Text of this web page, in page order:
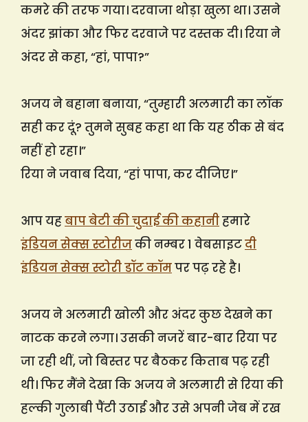
कमरे की तरफ गया। दरवाजा थोड़ा खुला था। उसने
अंदर झांका और फिर दरवाजे पर दस्तक दी। रिया ने
अंदर से कहा, “हां, पापा?”
अजय ने बहाना बनाया, “तुम्हारी अलमारी का लॉक
सही कर दूं? तुमने सुबह कहा था कि यह ठीक से बंद
नहीं हो रहा।”
रिया ने जवाब दिया, “हां पापा, कर दीजिए।”
आप यहबाप बेटी की चुदाई की कहानीहमारे
इंडियन सेक्स स्टोरीजकी नम्बर 1 वेबसाइटदी
इंडियन सेक्स स्टोरी डॉट कॉमपर पढ़ रहे है।
अजय ने अलमारी खोली और अंदर कुछ देखने का
नाटक करने लगा। उसकी नजरें बार-बार रिया पर
जा रही थीं, जो बिस्तर पर बैठकर किताब पढ़ रही
थी। फिर मैंने देखा कि अजय ने अलमारी से रिया की
हल्की गुलाबी पैंटी उठाई और उसे अपनी जेब में रख